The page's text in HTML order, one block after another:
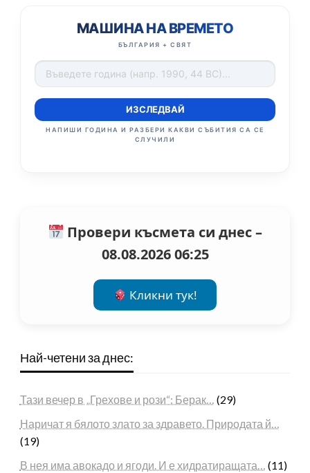
МАШИНА НА ВРЕМЕТО
БЪЛГАРИЯ + СВЯТ
ИЗСЛЕДВАЙ
НАПИШИ ГОДИНА И РАЗБЕРИ КАКВИ СЪБИТИЯ СА СЕ
СЛУЧИЛИ
Провери късмета си днес –
08.08.2026 06:25
Кликни тук!
Най-четени за днес:
Тази вечер в „Грехове и рози“: Берак… (29)
Наричат я бялото злато за здравето. Природата й…
(19)
В нея има авокадо и ягоди. И е хидратиращата… (11)